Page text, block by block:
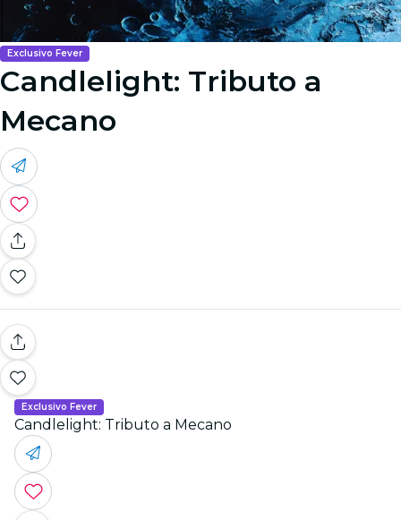
Image 5
Exclusivo Fever
Candlelight: Tributo a
Mecano
Exclusivo Fever
Candlelight: Tributo a Mecano